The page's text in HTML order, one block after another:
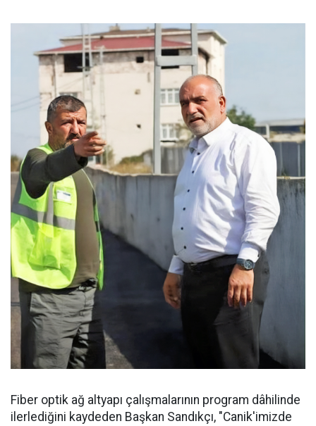
Fiber optik ağ altyapı çalışmalarının program dâhilinde
ilerlediğini kaydeden Başkan Sandıkçı, "Canik'imizde